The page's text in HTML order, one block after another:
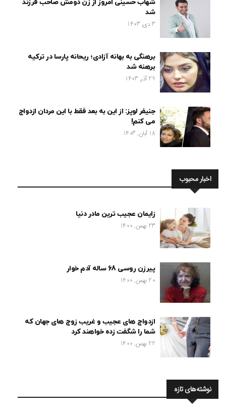
شهاب حسینی امروز از زن دومش صاحب فرزند
شد
3 دی, 1403
برهنگی به بهانه آزادی؛ ریحانه پارسا در ترکیه
برهنه شد
29 آذر, 1403
جنیفر لوپز: از این به بعد فقط با این مردان ازدواج
می کنم!
18 آبان, 1403
اخبار محبوب
زایمان عجیب ترین مادر دنیا
23 بهمن, 1400
پیرزن روسی 68 ساله آدم خوار
20 بهمن, 1400
ازدواج های عجیب و غریب زوج های جهان که
شما را شگفت زده خواهند کرد
22 بهمن, 1400
نوشته‌های تازه